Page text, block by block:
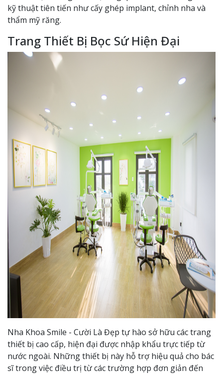
kỹ thuật tiên tiến như cấy ghép implant, chỉnh nha và
thẩm mỹ răng.
Trang Thiết Bị Bọc Sứ Hiện Đại
Nha Khoa Smile - Cười Là Đẹp tự hào sở hữu các trang
thiết bị cao cấp, hiện đại được nhập khẩu trực tiếp từ
nước ngoài. Những thiết bị này hỗ trợ hiệu quả cho bác
sĩ trong việc điều trị từ các trường hợp đơn giản đến